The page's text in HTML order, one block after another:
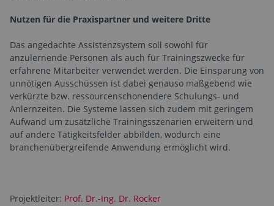
Nutzen für die Praxispartner und weitere Dritte
Das angedachte Assistenzsystem soll sowohl für
anzulernende Personen als auch für Trainingszwecke für
erfahrene Mitarbeiter verwendet werden. Die Einsparung von
unnötigen Ausschüssen ist dabei genauso maßgebend wie
verkürzte bzw. ressourcenschonendere Schulungs- und
Anlernzeiten. Die Systeme lassen sich zudem mit geringem
Aufwand um zusätzliche Trainingsszenarien erweitern und
auf andere Tätigkeitsfelder abbilden, wodurch eine
branchenübergreifende Anwendung ermöglicht wird.
Projektleiter: Prof. Dr.-Ing. Dr. Röcker